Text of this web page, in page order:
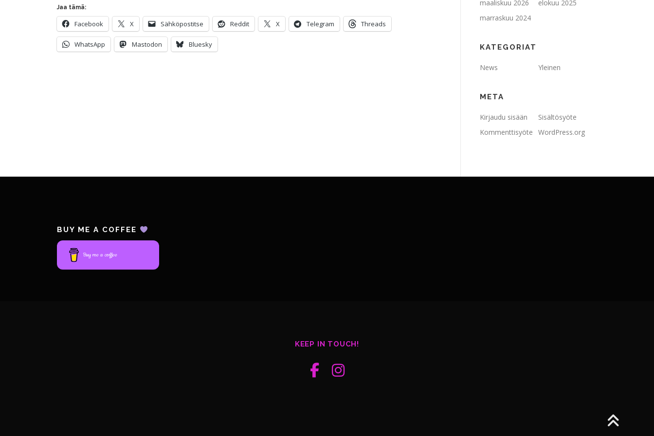
Jaa tämä:
Facebook X Sähköpostitse Reddit X Telegram Threads
WhatsApp Mastodon Bluesky
maaliskuu 2026
elokuu 2025
marraskuu 2024
KATEGORIAT
News Yleinen
META
Kirjaudu sisään
Sisältösyöte
Kommenttisyöte
WordPress.org
BUY ME A COFFEE
Buy me a coffee
KEEP IN TOUCH!